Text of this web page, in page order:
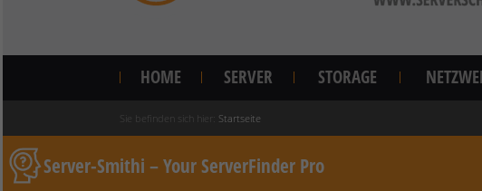
HOME SERVER STORAGE
Sie befinden sich hier: Startseite
Server-Smithi – Your ServerFinder Pro